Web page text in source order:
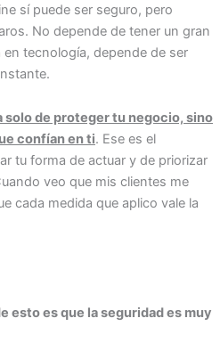
sí puede ser seguro, pero
No depende de tener un gran
tecnología, depende de ser
solo de proteger tu negocio, sino
confían en ti. Ese es el
tu forma de actuar y de priorizar
veo que mis clientes me
cada medida que aplico vale la
esto es que la seguridad es muy